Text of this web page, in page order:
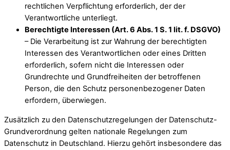
rechtlichen Verpflichtung erforderlich, der der
Verantwortliche unterliegt.
Berechtigte Interessen (Art. 6 Abs. 1 S. 1 lit. f. DSGVO)
– Die Verarbeitung ist zur Wahrung der berechtigten
Interessen des Verantwortlichen oder eines Dritten
erforderlich, sofern nicht die Interessen oder
Grundrechte und Grundfreiheiten der betroffenen
Person, die den Schutz personenbezogener Daten
erfordern, überwiegen.
Zusätzlich zu den Datenschutzregelungen der Datenschutz-
Grundverordnung gelten nationale Regelungen zum
Datenschutz in Deutschland. Hierzu gehört insbesondere das